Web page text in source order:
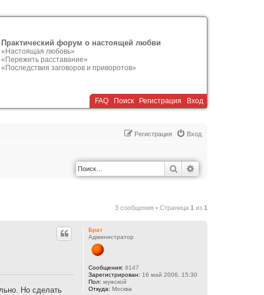
Практический форум о настоящей любви
«Настоящая любовь»
«Пережить расставание»
«Последствия заговоров и приворотов»
FAQ Поиск Регистрация Вход
Вход
Регистрация
Поиск
3 сообщения • Страница 1 из 1
Брат
Администратор
Сообщения: 8147
Зарегистрирован: 16 май 2006, 15:30
Пол: мужской
Откуда: Москва
Но сделать